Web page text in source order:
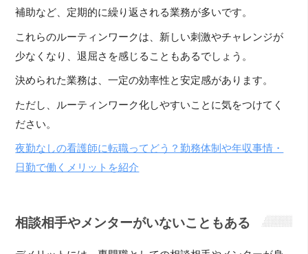
補助など、定期的に繰り返される業務が多いです。
これらのルーティンワークは、新しい刺激やチャレンジが
少なくなり、退屈さを感じることもあるでしょう。
決められた業務は、一定の効率性と安定感があります。
ただし、ルーティンワーク化しやすいことに気をつけてく
ださい。
夜勤なしの看護師に転職ってどう？勤務体制や年収事情・
日勤で働くメリットを紹介
相談相手やメンターがいないこともある